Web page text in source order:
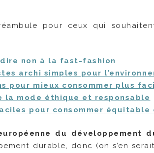
pour ceux qui
non à la fast-fashion
archi simples pour
pour mieux consommer plus
la mode éthique et responsable
pour consommer équitable
du développement
durable, donc (on s’en